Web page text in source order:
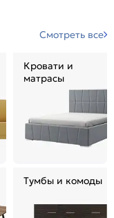
Смотреть все
Кровати и
матрасы
Тумбы и комоды